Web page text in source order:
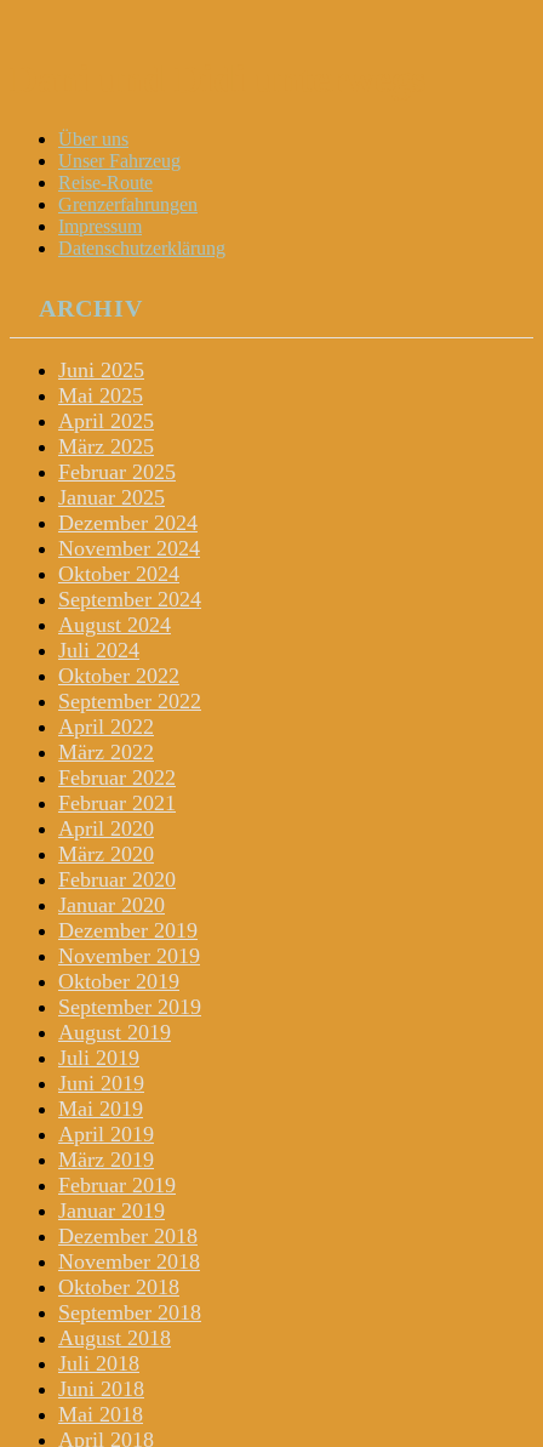
Menu
Widgets
Search
Skip
content
Über uns
Unser Fahrzeug
Reise-Route
Grenzerfahrungen
Impressum
Datenschutzerklärung
ARCHIV
Juni 2025
Mai 2025
April 2025
März 2025
Februar 2025
Januar 2025
Dezember 2024
November 2024
Oktober 2024
September 2024
August 2024
Juli 2024
Oktober 2022
September 2022
April 2022
März 2022
Februar 2022
Februar 2021
April 2020
März 2020
Februar 2020
Januar 2020
Dezember 2019
November 2019
Oktober 2019
September 2019
August 2019
Juli 2019
Juni 2019
Mai 2019
April 2019
März 2019
Februar 2019
Januar 2019
Dezember 2018
November 2018
Oktober 2018
September 2018
August 2018
Juli 2018
Juni 2018
Mai 2018
April 2018